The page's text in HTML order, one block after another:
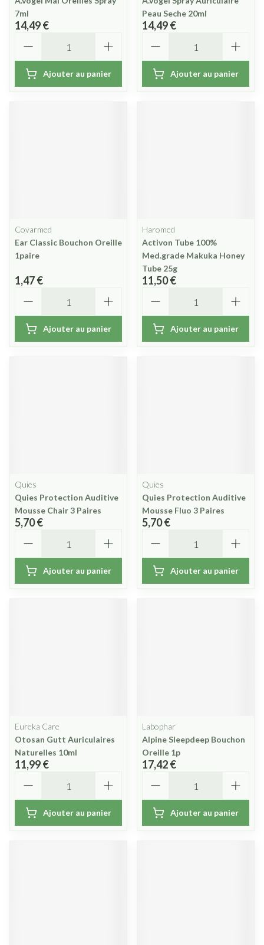
7ml
14,49 €
Ajouter au panier
Peau Seche 20ml
14,49 €
Ajouter au panier
Covarmed
Ear Classic Bouchon Oreille
1paire
1,47 €
Ajouter au panier
Haromed
Activon Tube 100%
Med.grade Makuka Honey
Tube 25g
11,50 €
Ajouter au panier
Quies
Quies Protection Auditive
Mousse Chair 3 Paires
5,70 €
Ajouter au panier
Quies
Quies Protection Auditive
Mousse Fluo 3 Paires
5,70 €
Ajouter au panier
Eureka Care
Otosan Gutt Auriculaires
Naturelles 10ml
11,99 €
Ajouter au panier
Labophar
Alpine Sleepdeep Bouchon
Oreille 1p
17,42 €
Ajouter au panier